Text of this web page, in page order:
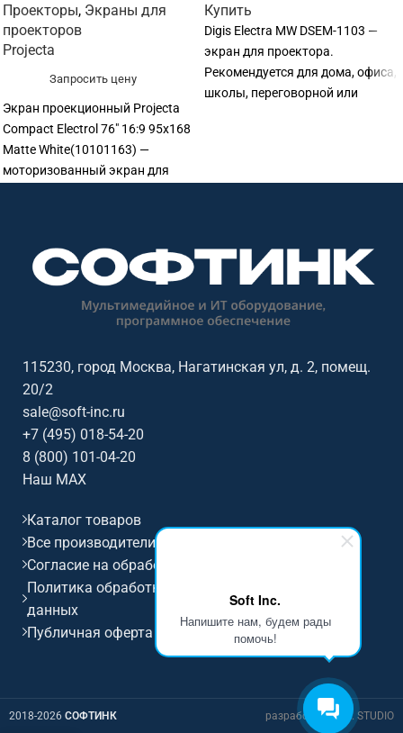
Soft Inc.
Напишите нам, будем рады
помочь!
Проекторы, Экраны для
проекторов
Projecta
Запросить цену
Экран проекционный Projecta
Compact Electrol 76" 16:9 95x168
Matte White(10101163) —
моторизованный экран для
актовых залов. Основные
параметры: диагональ 76",
изображения 95×168 см,
Купить
Digis Electra MW DSEM-1103 —
экран для проектора.
Рекомендуется для дома, офиса,
школы, переговорной или
115230, город Москва, Нагатинская ул, д. 2, помещ.
20/2
sale@soft-inc.ru
+7 (495) 018-54-20
8 (800) 101-04-20
Наш MAX
Каталог товаров
Все производители
Согласие на обработку персональных данных
Политика обработки и защиты персональных
данных
Публичная оферта
2018-2026 СОФТИНК разработка D.I.M. STUDIO